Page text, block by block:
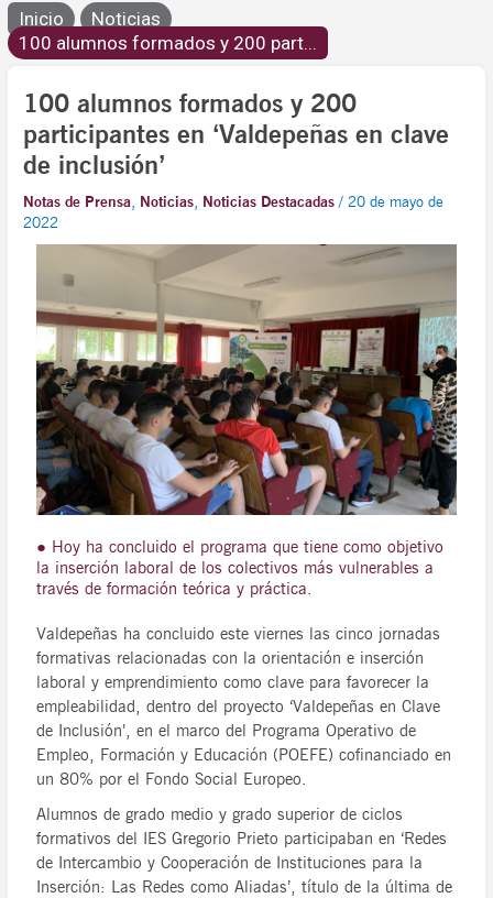
Inicio
Noticias
100 alumnos formados y 200 part...
100 alumnos formados y 200
participantes en ‘Valdepeñas en clave
de inclusión’
Notas de Prensa, Noticias, Noticias Destacadas /20 de mayo de
2022
● Hoy ha concluido el programa que tiene como objetivo
la inserción laboral de los colectivos más vulnerables a
través de formación teórica y práctica.
Valdepeñas ha concluido este viernes las cinco jornadas
formativas relacionadas con la orientación e inserción
laboral y emprendimiento como clave para favorecer la
empleabilidad, dentro del proyecto ‘Valdepeñas en Clave
de Inclusión’, en el marco del Programa Operativo de
Empleo, Formación y Educación (POEFE) cofinanciado en
un 80% por el Fondo Social Europeo.
Alumnos de grado medio y grado superior de ciclos
formativos del IES Gregorio Prieto participaban en ‘Redes
de Intercambio y Cooperación de Instituciones para la
Inserción: Las Redes como Aliadas’, título de la última de